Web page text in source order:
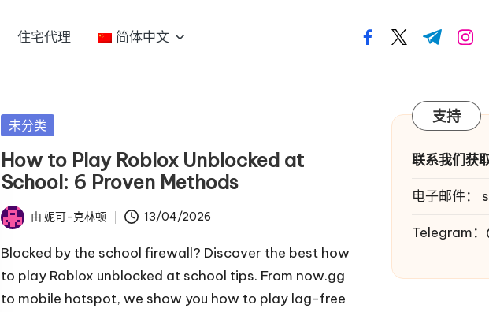
住宅代理 简体中文 facebook.com
twitter.com
t.me
发
在
未分类
How to Play Roblox Unblocked at
School: 6 Proven Methods
发
布
由 妮可-克林顿 13/04/2026
Blocked by the school firewall? Discover the best how
to play Roblox unblocked at school tips. From now.gg
to mobile hotspot, we show you how to play lag-free
支持
联系我们获
电子邮件：
Telegram